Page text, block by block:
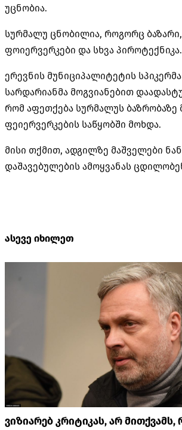
უცნობია.
სურმალუ ცნობილია, როგორც
ფოიერვერკები და სხვა პიროტექნიკა.
ერევნის მუნიციპალიტეტის
სარდარიანმა მოგვიანებით
რომ აფეთქება სურმალუს ბაზრობაზე
ფეიერვერკების საწყობში მოხდა.
მისი თქმით, ადგილზე მაშველები
დაშავებულების ამოყვანას
ასევე იხილეთ
ვიზიარებ კრიტიკას, არ მითქვამს,